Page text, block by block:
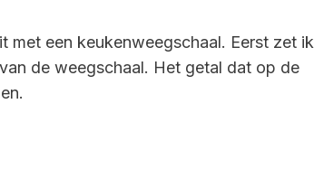
met een keukenweegschaal. Eerst zet ik
de weegschaal. Het getal dat op de